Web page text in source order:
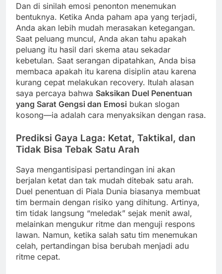
Dan di sinilah emosi penonton menemukan
bentuknya. Ketika Anda paham apa yang terjadi,
Anda akan lebih mudah merasakan ketegangan.
Saat peluang muncul, Anda akan tahu apakah
peluang itu hasil dari skema atau sekadar
kebetulan. Saat serangan dipatahkan, Anda bisa
membaca apakah itu karena disiplin atau karena
kurang cepat melakukan recovery. Itulah alasan
saya percaya bahwa Saksikan Duel Penentuan
yang Sarat Gengsi dan Emosi bukan slogan
kosong—ia adalah cara menyaksikan dengan rasa.
Prediksi Gaya Laga: Ketat, Taktikal, dan
Tidak Bisa Tebak Satu Arah
Saya mengantisipasi pertandingan ini akan
berjalan ketat dan tak mudah ditebak satu arah.
Duel penentuan di Piala Dunia biasanya membuat
tim bermain dengan risiko yang dihitung. Artinya,
tim tidak langsung “meledak” sejak menit awal,
melainkan mengukur ritme dan menguji respons
lawan. Namun, ketika salah satu tim menemukan
celah, pertandingan bisa berubah menjadi adu
ritme cepat.